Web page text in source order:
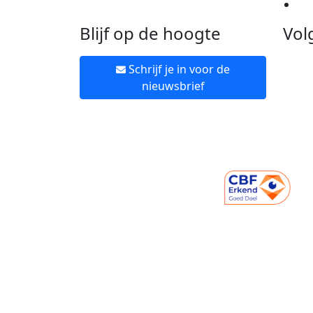
Blijf op de hoogte
Schrijf je in voor de
nieuwsbrief